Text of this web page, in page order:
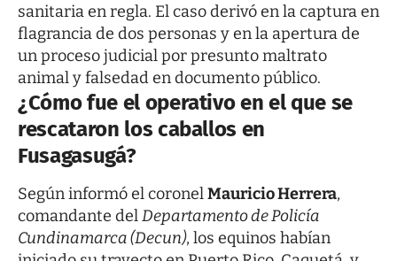
sanitaria en regla. El caso derivó en la captura en
flagrancia de dos personas y en la apertura de
un proceso judicial por presunto maltrato
animal y falsedad en documento público.
¿Cómo fue el operativo en el que se
rescataron los caballos en
Fusagasugá?
Según informó el coronelMauricio Herrera,
comandante delDepartamento de Policía
Cundinamarca (Decun), los equinos habían